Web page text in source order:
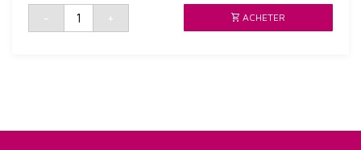
-
quantité
CAFE
+ ACHETER